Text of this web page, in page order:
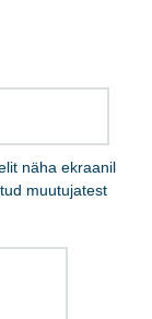
näha ekraanil
muutujatest